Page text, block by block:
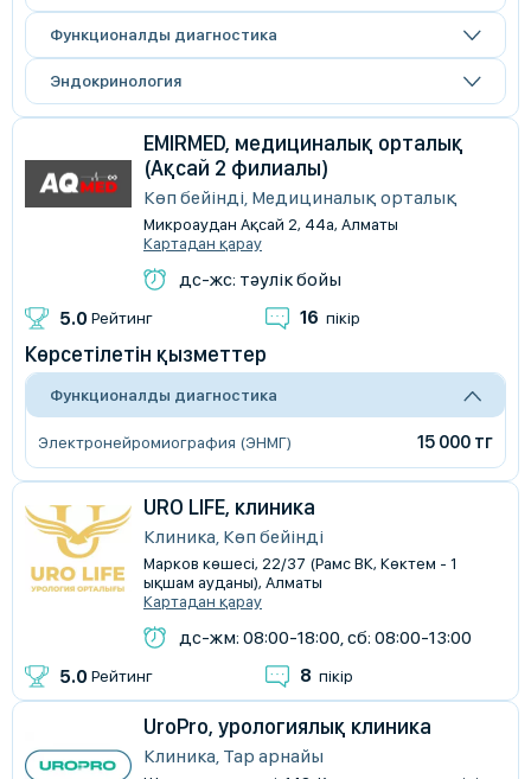
Функционалды диагностика
Эндокринология
EMIRMED, медициналық орталық
(Ақсай 2 филиалы)
Көп бейінді, Медициналық орталық
Микроаудан Ақсай 2, 44а, Алматы
Картадан қарау
дс-жс: тәулік бойы
5.0 Рейтинг 16 пікір
Көрсетілетін қызметтер
Функционалды диагностика
Электронейромиография (ЭНМГ) 15 000 тг
URO LIFE, клиника
Клиника, Көп бейінді
Марков көшесі, 22/37 (Рамс ВК, Көктем - 1
ықшам ауданы), Алматы
Картадан қарау
дс-жм: 08:00-18:00, сб: 08:00-13:00
5.0 Рейтинг 8 пікір
UroPro, урологиялық клиника
Клиника, Тар арнайы